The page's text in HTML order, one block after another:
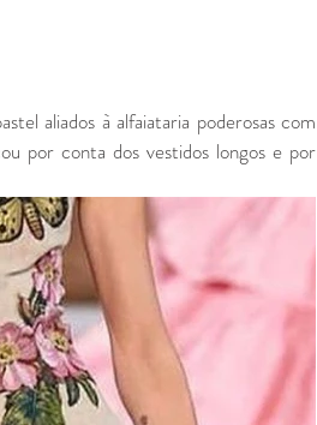
aliados à alfaiataria poderosas com
por conta dos vestidos longos e por